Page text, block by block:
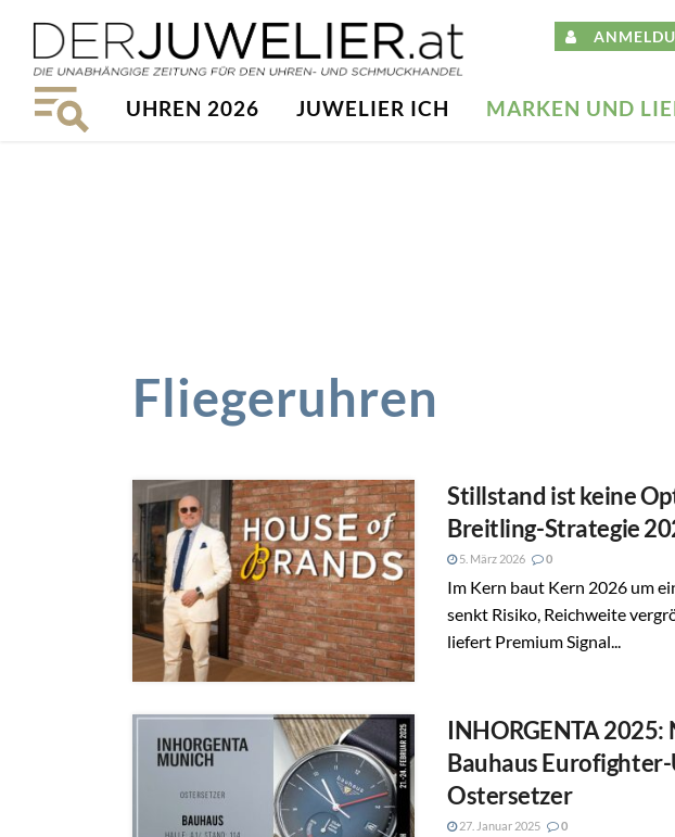
UHREN 2026 JUWELIER ICH MARKEN UND
Fliegeruhren
Stillstand ist keine
Breitling-Strategie
5. März 2026 0
Im Kern baut Kern 2026 um
senkt Risiko, Reichweite
liefert Premium Signal...
INHORGENTA
Bauhaus
Ostersetzer
27. Januar 2025 0